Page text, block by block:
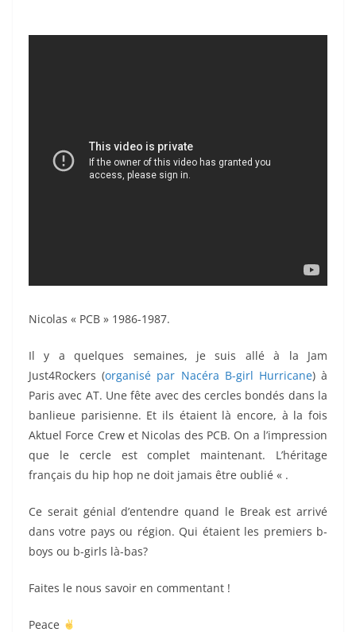
Nicolas « PCB » 1986-1987.
Il y a quelques semaines, je suis allé à la Jam
Just4Rockers (organisé par Nacéra B-girl Hurricane) à
Paris avec AT. Une fête avec des cercles bondés dans la
banlieue parisienne. Et ils étaient là encore, à la fois
Aktuel Force Crew et Nicolas des PCB. On a l’impression
que le cercle est complet maintenant. L’héritage
français du hip hop ne doit jamais être oublié « .
Ce serait génial d’entendre quand le Break est arrivé
dans votre pays ou région. Qui étaient les premiers b-
boys ou b-girls là-bas?
Faites le nous savoir en commentant !
Peace